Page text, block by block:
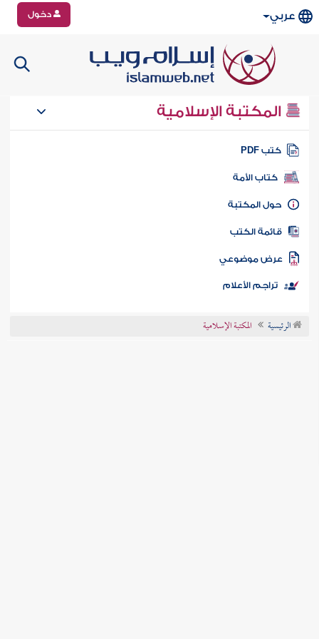
عربي دخول
المكتبة الإسلامية
كتب PDF
كتاب الأمة
المكتبة
الكتب
موضوعي
تراجم الأعلام
الرئيسية المكتبة الإسلامية